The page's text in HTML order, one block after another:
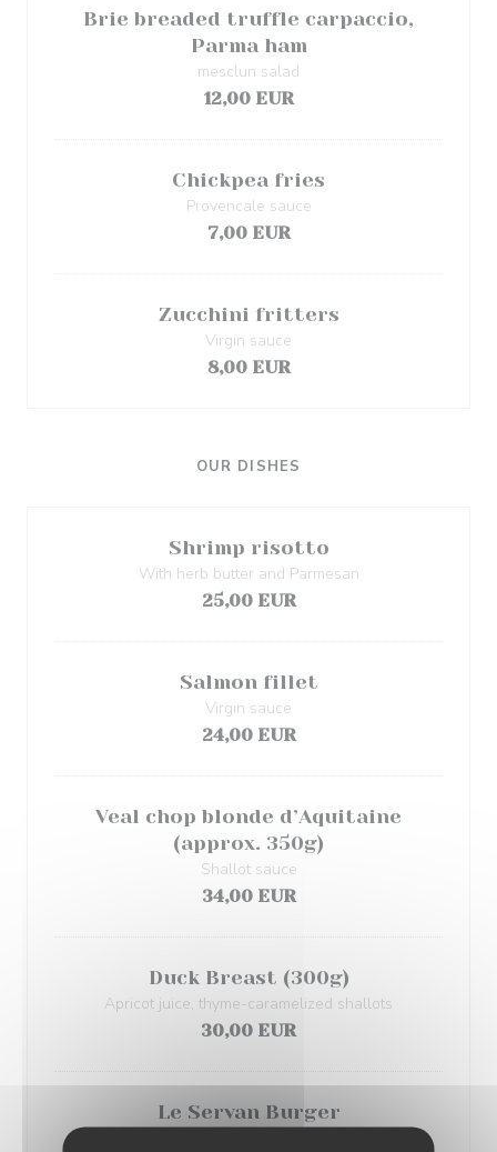
Brie breaded truffle carpaccio,
Parma ham
mesclun salad
12,00 EUR
Chickpea fries
Provencale sauce
7,00 EUR
Zucchini fritters
Virgin sauce
8,00 EUR
OUR DISHES
Shrimp risotto
With herb butter and Parmesan
25,00 EUR
Salmon fillet
Virgin sauce
24,00 EUR
Veal chop blonde d’Aquitaine
(approx. 350g)
Shallot sauce
34,00 EUR
Duck Breast (300g)
Apricot juice, thyme-caramelized shallots
30,00 EUR
Le Servan Burger